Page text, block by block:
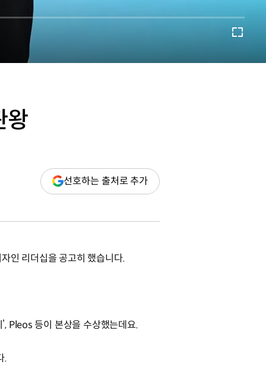
왕
선호하는 출처로 추가(새
창
인 리더십을 공고히 했습니다.
Pleos 등이 본상을 수상했는데요.
.